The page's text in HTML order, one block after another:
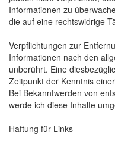
Informationen zu
die auf eine rechtswidrige
Verpflichtungen zur
Informationen nach den
unberührt. Eine
Zeitpunkt der Kenntnis
Bei Bekanntwerden von
werde ich diese Inhalte
Haftung für Links